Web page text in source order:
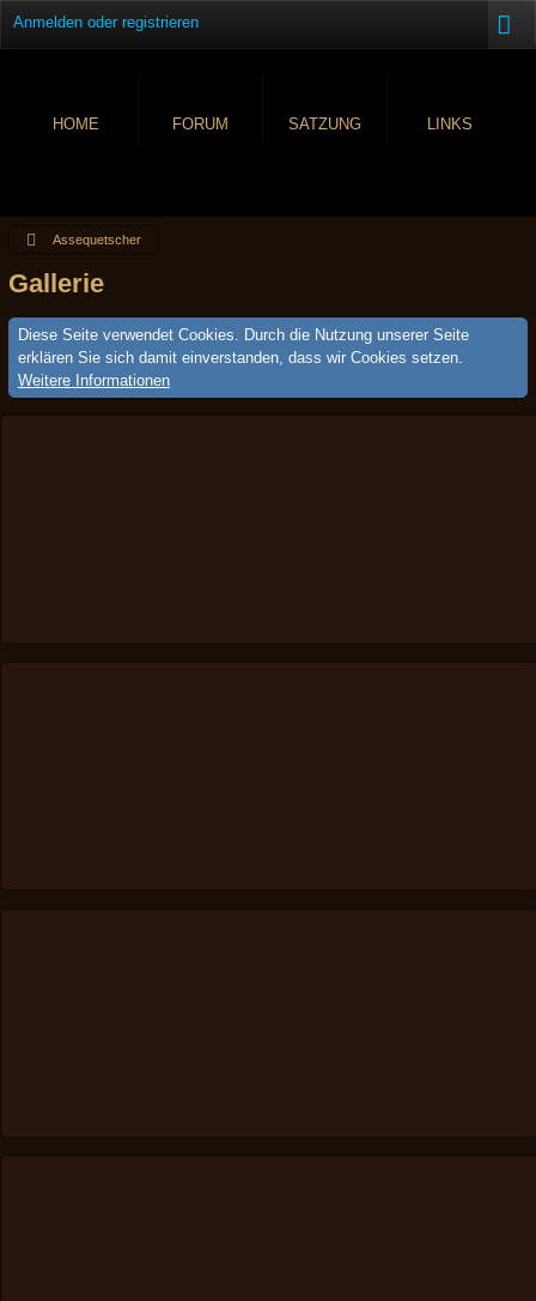
Anmelden oder registrieren
HOME FORUM SATZUNG LINKS
Assequetscher
Gallerie
Diese Seite verwendet Cookies. Durch die Nutzung unserer Seite
erklären Sie sich damit einverstanden, dass wir Cookies setzen.
Weitere Informationen